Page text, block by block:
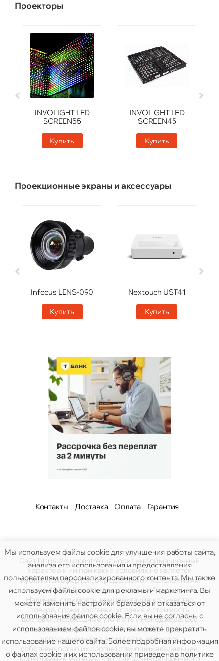
Проекторы
INVOLIGHT LED
SCREEN55
Купить
INVOLIGHT LED
SCREEN45
Купить
Проекционные экраны и аксессуары
Infocus LENS-090
Купить
Nextouch UST41
Купить
Контакты Доставка Оплата Гарантия
Сайт https://muzcentre.ru/ носит информационный
характер и ни при каких условиях не является
публичной офертой, определяемой положениями
статьи 437(2) Гражданского кодекса Российской.
Наличие, стоимость, комплектация, количество
товара, сроки доставки, условия и стоимость
доставки, необходимо уточнять у менеджера. Все
права защищены. Все логотипы и товарные знаки,
используемые на этом сайте, являются
собственностью их соответствующих владельцев.
Копирование материалов с сайта без письменного
Мы используем файлы cookie для улучшения работы сайта,
анализа его использования и предоставления
пользователям персонализированного контента. Мы также
используем файлы cookie для рекламы и маркетинга. Вы
можете изменить настройки браузера и отказаться от
использования файлов cookie. Если вы не согласны с
использованием файлов cookie, вы можете прекратить
использование нашего сайта. Более подробная информация
о файлах cookie и их использовании приведена в политике